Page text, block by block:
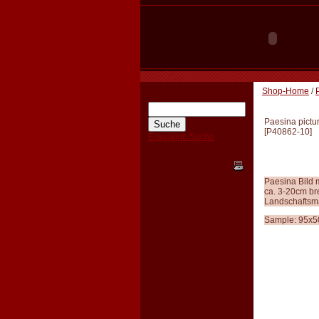
Erweiterte Suche
Shop-Home /
Paesina
[P40862-10]
Paesina Bild
ca. 3-20cm
Sample: